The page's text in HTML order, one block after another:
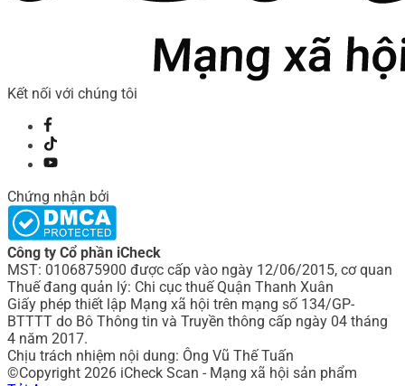
Kết nối với chúng tôi
Chứng nhận bởi
Công ty Cổ phần iCheck
MST: 0106875900 được cấp vào ngày 12/06/2015, cơ quan
Thuế đang quản lý: Chi cục thuế Quận Thanh Xuân
Giấy phép thiết lập Mạng xã hội trên mạng số 134/GP-
BTTTT do Bô Thông tin và Truyền thông cấp ngày 04 tháng
4 năm 2017.
Chịu trách nhiệm nội dung: Ông Vũ Thế Tuấn
©Copyright 2026 iCheck Scan - Mạng xã hội sản phẩm